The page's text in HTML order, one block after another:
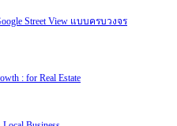
Street View แบบครบวงจร
: for Real Estate